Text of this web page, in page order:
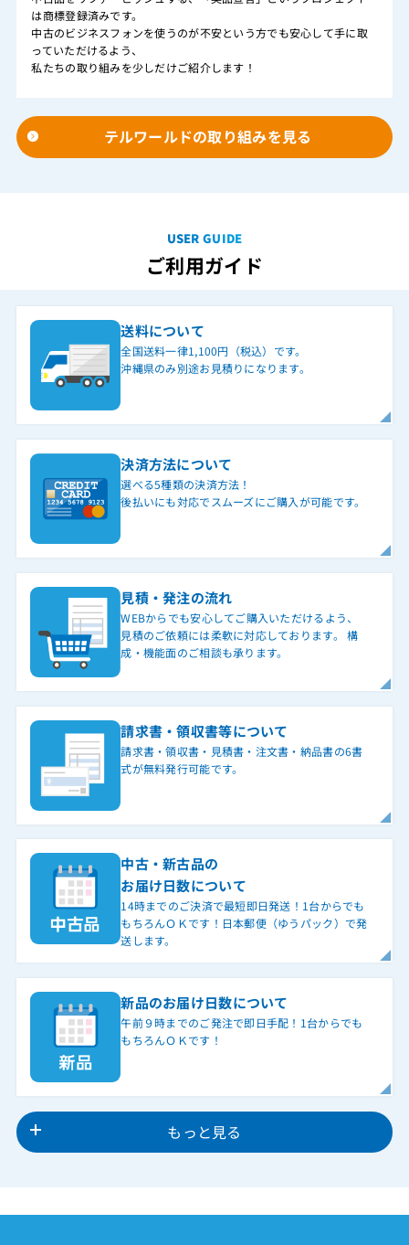
は商標登録済みです。
中古のビジネスフォンを使うのが不安という方でも安心して手に取
っていただけるよう、
私たちの取り組みを少しだけご紹介します！
テルワールドの取り組みを見る
USER GUIDE
ご利用ガイド
送料について
全国送料一律1,100円（税込）です。
沖縄県のみ別途お見積りになります。
決済方法について
選べる5種類の決済方法！
後払いにも対応でスムーズにご購入が可能です。
見積・発注の流れ
WEBからでも安心してご購入いただけるよう、
見積のご依頼には柔軟に対応しております。 構
成・機能面のご相談も承ります。
請求書・領収書等について
請求書・領収書・見積書・注文書・納品書の6書
式が無料発行可能です。
中古・新古品の
お届け日数について
14時までのご決済で最短即日発送！1台からでも
もちろんＯＫです！日本郵便（ゆうパック）で発
送します。
新品のお届け日数について
午前９時までのご発注で即日手配！1台からでも
もちろんＯＫです！
もっと見る